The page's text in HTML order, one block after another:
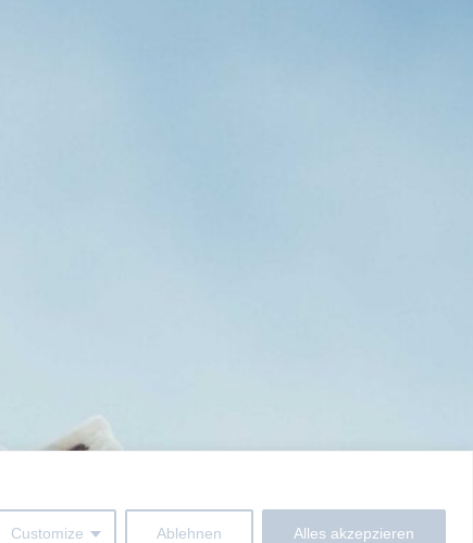
Customize Ablehnen Alles akzepzieren